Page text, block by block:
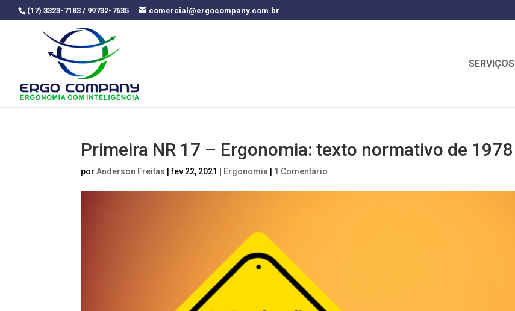
(17) 3323-7183 / 99732-7635 comercial@ergocompany.com.br
SERVIÇOS
Primeira NR 17 – Ergonomia: texto normativo de 1978
porAnderson Freitas |fev 22, 2021 Ergonomia 1 Comentário